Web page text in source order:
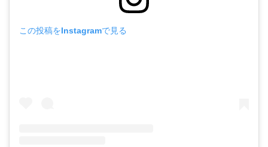
この投稿をInstagramで見る